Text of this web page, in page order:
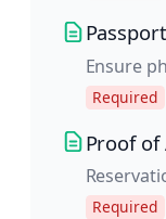
Ensure
Required
Proof
Required